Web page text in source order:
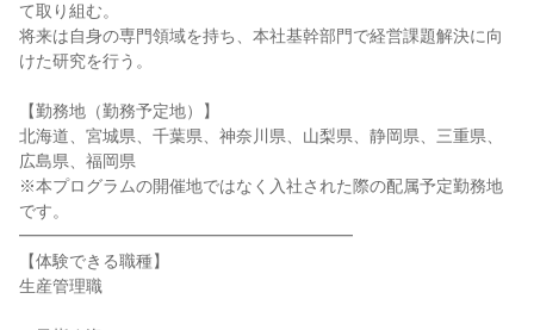
て取り組む。
将来は自身の専門領域を持ち、本社基幹部門で経営課題解決に向
けた研究を行う。
【勤務地（勤務予定地）】
北海道、宮城県、千葉県、神奈川県、山梨県、静岡県、三重県、
広島県、福岡県
※本プログラムの開催地ではなく入社された際の配属予定勤務地
です。
━━━━━━━━━━━━━━━━━━━━
【体験できる職種】
生産管理職